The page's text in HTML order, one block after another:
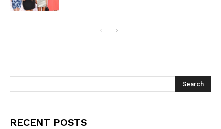
RECENT POSTS